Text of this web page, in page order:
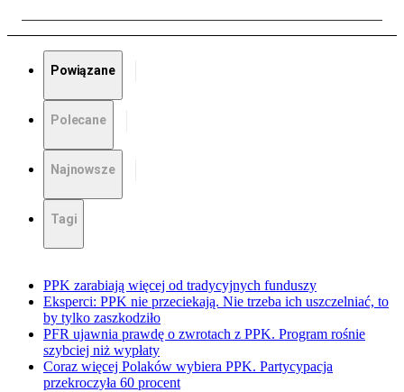
Powiązane
Polecane
Najnowsze
Tagi
PPK zarabiają więcej od tradycyjnych funduszy
Eksperci: PPK nie przeciekają. Nie trzeba ich uszczelniać, to
by tylko zaszkodziło
PFR ujawnia prawdę o zwrotach z PPK. Program rośnie
szybciej niż wypłaty
Coraz więcej Polaków wybiera PPK. Partycypacja
przekroczyła 60 procent